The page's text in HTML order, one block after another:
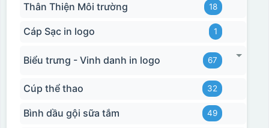
Thân Thiện Môi trường 18
Cáp Sạc in logo 1
Biểu trưng - Vinh danh in logo 67
Cúp thể thao 32
Bình dầu gội sữa tắm 49